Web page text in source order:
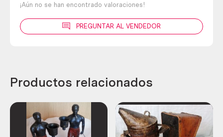
¡Aún no se han encontrado valoraciones!
PREGUNTAR AL VENDEDOR
Productos relacionados